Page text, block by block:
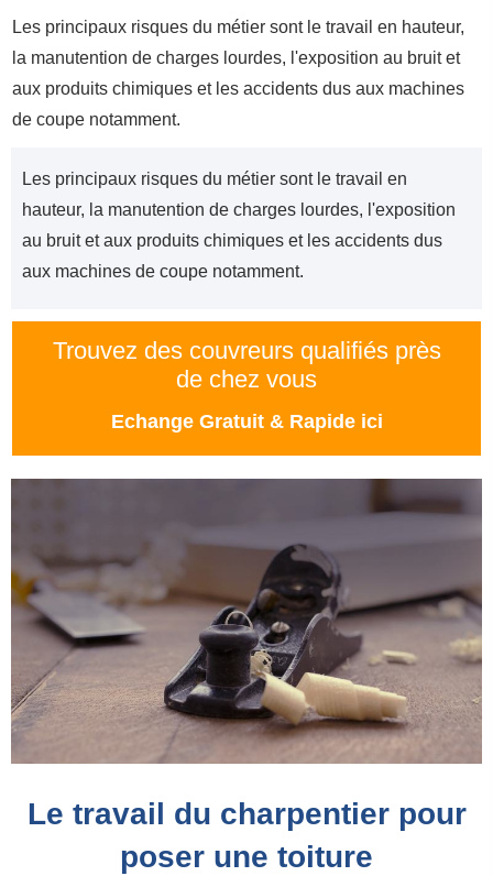
Les principaux risques du métier sont le travail en hauteur,
la manutention de charges lourdes, l'exposition au bruit et
aux produits chimiques et les accidents dus aux machines
de coupe notamment.
Les principaux risques du métier sont le travail en
hauteur, la manutention de charges lourdes, l'exposition
au bruit et aux produits chimiques et les accidents dus
aux machines de coupe notamment.
Trouvez des couvreurs qualifiés près
de chez vous
Echange Gratuit & Rapide ici
Le travail du charpentier pour
poser une toiture